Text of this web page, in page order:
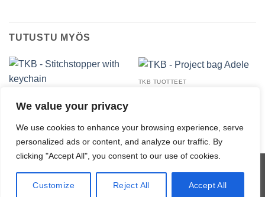
We value your privacy
We use cookies to enhance your browsing experience, serve
personalized ads or content, and analyze our traffic. By
clicking "Accept All", you consent to our use of cookies.
Customize Reject All Accept All
TUTUSTU MYÖS
TKB – Stitchstopper with
12,70€
TKB TUOTTEET
Visa MasterCardCredit
Klarna